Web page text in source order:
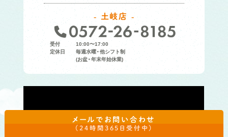
メールでお問い合わせ
（24時間365日受付中）
土岐店
受付
10:00〜17:00
定休日
毎週水曜・他シフト制
(お盆・年末年始休業)